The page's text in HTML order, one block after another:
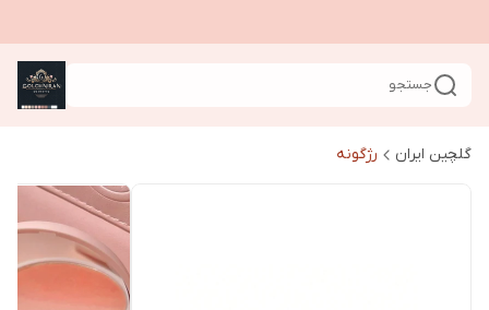
جستجو
گلچین ایران رژگونه